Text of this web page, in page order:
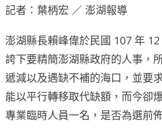
記者：葉柄宏 ／ 澎湖報導
澎湖縣長賴峰偉於民國 107 年
誇下要精簡澎湖縣政府的人事，
遞減以及遇缺不補的海口，並要
能以平行轉移取代缺額，而今卻
專業臨時人員一名，是否為選前